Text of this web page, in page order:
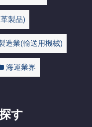
製品)
造業(輸送用機械)
海運業界
す